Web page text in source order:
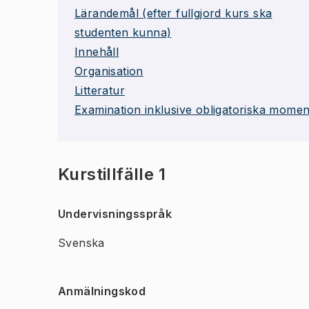
Lärandemål (efter fullgjord kurs ska
studenten kunna)
Innehåll
Organisation
Litteratur
Examination inklusive obligatoriska
Kurstillfälle 1
Undervisningsspråk
Svenska
Anmälningskod